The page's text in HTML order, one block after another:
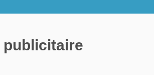
publicitaire